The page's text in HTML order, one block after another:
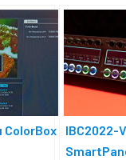
ColorBox
IBC2022-